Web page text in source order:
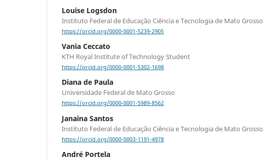
Louise Logsdon
Instituto Federal de Educação Ciência e Tecnologia de Mato Grosso
https://orcid.org/0000-0001-5239-2905
Vania Ceccato
KTH Royal Institute of Technology Student
https://orcid.org/0000-0001-5302-1698
Diana de Paula
Universidade Federal de Mato Grosso
https://orcid.org/0000-0001-5989-8562
Janaina Santos
Instituto Federal de Educação Ciência e Tecnologia de Mato Grosso
https://orcid.org/0000-0003-1191-4978
André Portela